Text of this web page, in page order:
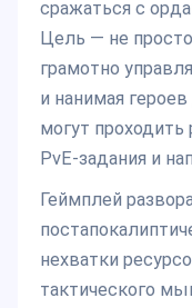
сражаться с
Цель — не
грамотно
и нанимая
могут
PvE-задания и
Геймплей
нехватки
тактического